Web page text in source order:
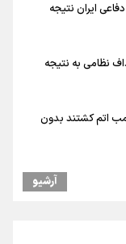
ایران نتیجه
نظامی به نتیجه
بمب اتم کشتند بدون
: رسانه‌های خبری
آرشیو